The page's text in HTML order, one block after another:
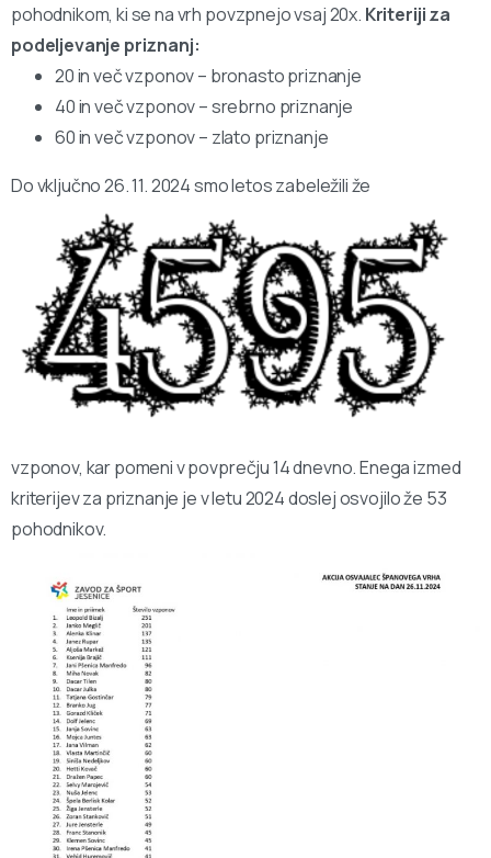
pohodnikom, ki se na vrh povzpnejo vsaj 20x. Kriteriji za
podeljevanje priznanj:
20 in več vzponov – bronasto priznanje
40 in več vzponov – srebrno priznanje
60 in več vzponov – zlato priznanje
Do vključno 26. 11. 2024 smo letos zabeležili že
vzponov, kar pomeni v povprečju 14 dnevno. Enega izmed
kriterijev za priznanje je v letu 2024 doslej osvojilo že 53
pohodnikov.